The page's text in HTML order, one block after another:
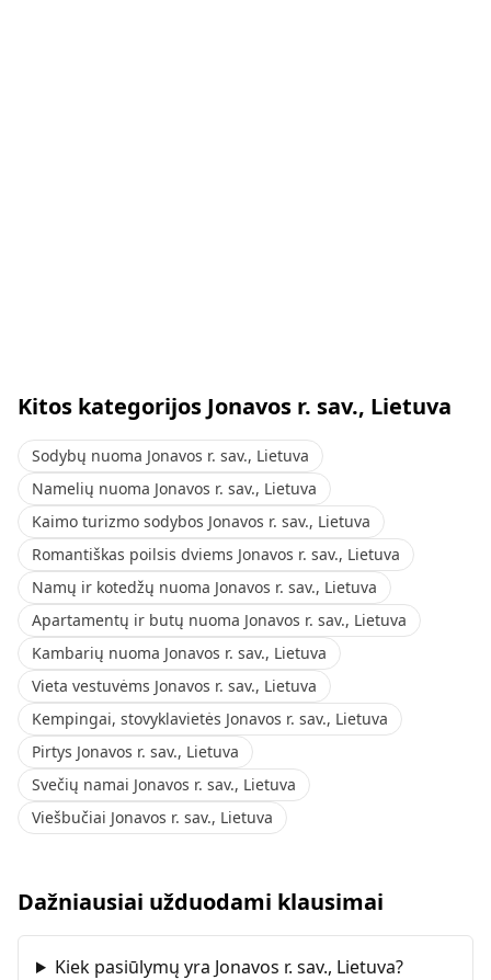
Kitos kategorijos Jonavos r. sav., Lietuva
Sodybų nuoma Jonavos r. sav., Lietuva
Namelių nuoma Jonavos r. sav., Lietuva
Kaimo turizmo sodybos Jonavos r. sav., Lietuva
Romantiškas poilsis dviems Jonavos r. sav., Lietuva
Namų ir kotedžų nuoma Jonavos r. sav., Lietuva
Apartamentų ir butų nuoma Jonavos r. sav., Lietuva
Kambarių nuoma Jonavos r. sav., Lietuva
Vieta vestuvėms Jonavos r. sav., Lietuva
Kempingai, stovyklavietės Jonavos r. sav., Lietuva
Pirtys Jonavos r. sav., Lietuva
Svečių namai Jonavos r. sav., Lietuva
Viešbučiai Jonavos r. sav., Lietuva
Dažniausiai užduodami klausimai
Kiek pasiūlymų yra Jonavos r. sav., Lietuva?